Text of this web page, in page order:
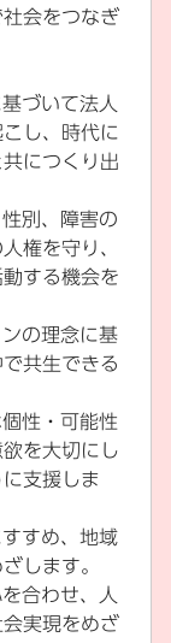
会をつなぎ
づいて法人
し、時代に
につくり出
別、障害の
権を守り、
する機会を
の理念に基
共生できる
性・可能性
を大切にし
支援しま
すめ、地域
します。
合わせ、人
実現をめざ